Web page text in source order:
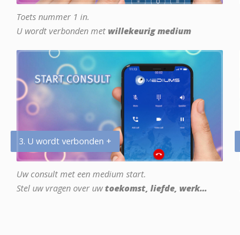
Toets nummer 1 in.
U wordt verbonden met willekeurig medium
3. U wordt verbonden +
Uw consult met een medium start.
Stel uw vragen over uwtoekomst, liefde, werk...